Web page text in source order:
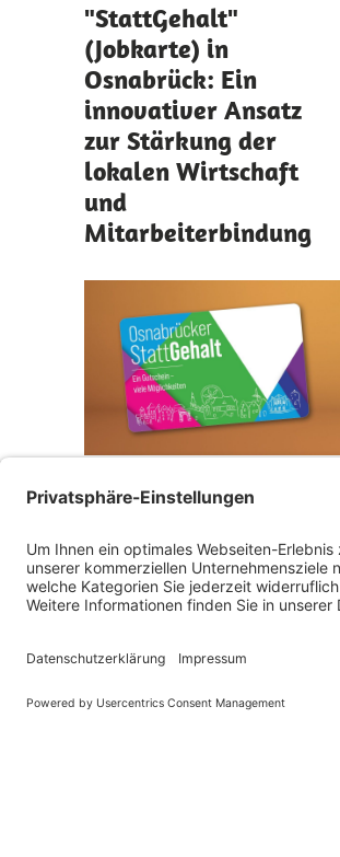
"StattGehalt"
(Jobkarte) in
Osnabrück: Ein
innovativer Ansatz
zur Stärkung der
lokalen Wirtschaft
und
Mitarbeiterbindung
18.03.2024 -Entdecken Sie
Konzept, das Unternehmen dabei
unterstützt, Mitarbeiter zu
belohnen, die lokale Wirtschaft zu
WEITERLESEN